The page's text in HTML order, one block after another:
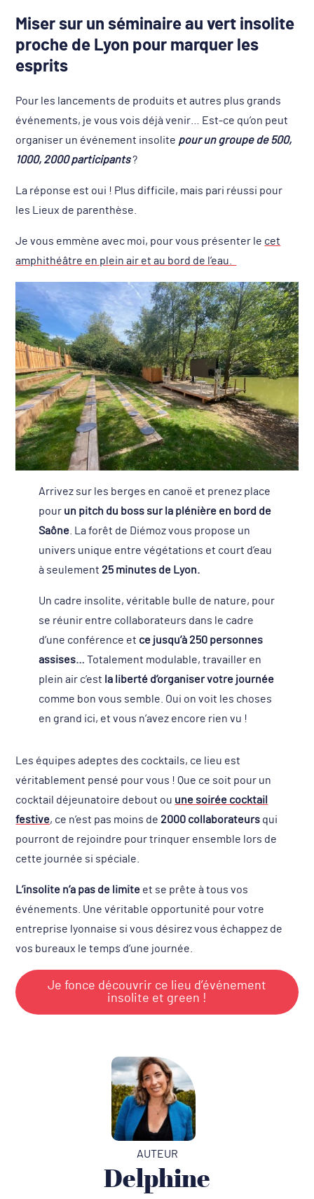
Miser sur un séminaire au vert insolite
proche de Lyon pour marquer les
esprits
Pour les lancements de produits et autres plus grands
événements, je vous vois déjà venir… Est-ce qu’on peut
organiser un événement insolite pour un groupe de 500,
1000, 2000 participants?
La réponse est oui ! Plus difficile, mais pari réussi pour
les Lieux de parenthèse.
Je vous emmène avec moi, pour vous présenter le cet
amphithéâtre en plein air et au bord de l’eau.
Arrivez sur les berges en canoë et prenez place
pourun pitch du boss sur la plénière en bord de
Saône. La forêt de Diémoz vous propose un
univers unique entre végétations et court d’eau
à seulement 25 minutes de Lyon.
Un cadre insolite, véritable bulle de nature, pour
se réunir entre collaborateurs dans le cadre
d’une conférence et ce jusqu’à 250 personnes
assises… Totalement modulable, travailler en
plein air c’est la liberté d’organiser votre journée
comme bon vous semble. Oui on voit les choses
en grand ici, et vous n’avez encore rien vu !
Les équipes adeptes des cocktails, ce lieu est
véritablement pensé pour vous ! Que ce soit pour un
cocktail déjeunatoire debout ou une soirée cocktail
festive, ce n’est pas moins de 2000 collaborateurs qui
pourront de rejoindre pour trinquer ensemble lors de
cette journée si spéciale.
L’insolite n’a pas de limite et se prête à tous vos
événements. Une véritable opportunité pour votre
entreprise lyonnaise si vous désirez vous échappez de
vos bureaux le temps d’une journée.
Je fonce découvrir ce lieu d’événement
insolite et green !
AUTEUR
Delphine